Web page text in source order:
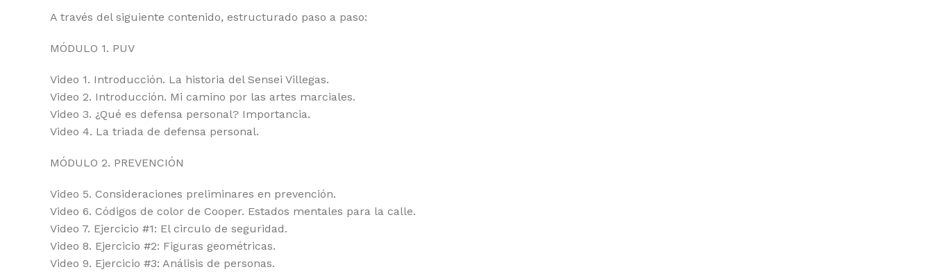
A través del siguiente contenido, estructurado paso a paso:
MÓDULO 1. PUV
Video 1. Introducción. La historia del Sensei Villegas.
Video 2. Introducción. Mi camino por las artes marciales.
Video 3. ¿Qué es defensa personal? Importancia.
Video 4. La triada de defensa personal.
MÓDULO 2. PREVENCIÓN
Video 5. Consideraciones preliminares en prevención.
Video 6. Códigos de color de Cooper. Estados mentales para la calle.
Video 7. Ejercicio #1: El circulo de seguridad.
Video 8. Ejercicio #2: Figuras geométricas.
Video 9. Ejercicio #3: Análisis de personas.